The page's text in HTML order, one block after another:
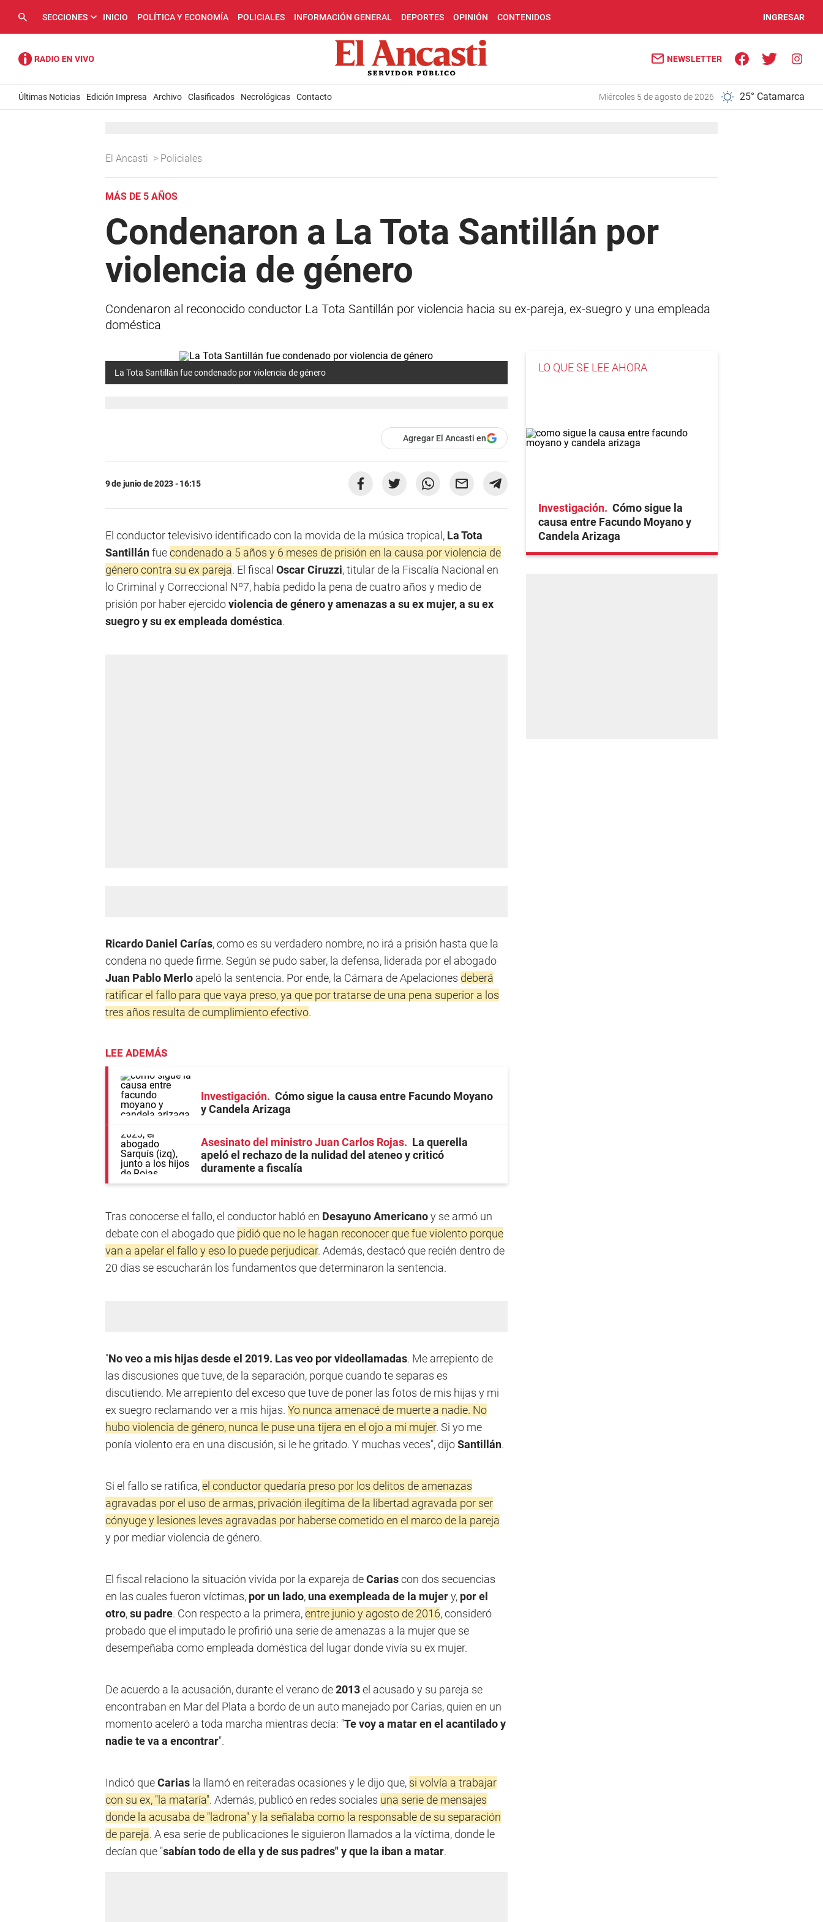
SECCIONES INICIO POLÍTICA Y ECONOMÍA POLICIALES INFORMACIÓN GENERAL DEPORTES OPINIÓN CONTENIDOS INGRESAR
NEWSLETTER
Últimas Noticias Edición Impresa Archivo Clasificados Necrológicas Contacto miércoles 5 de agosto de 2026 25° Catamarca
El Ancasti > Policiales
MÁS DE 5 AÑOS
Condenaron a La Tota Santillán por
violencia de género
Condenaron al reconocido conductor La Tota Santillán por violencia hacia su ex-pareja, ex-suegro y una empleada
doméstica
La Tota Santillán fue condenado por violencia de género
Agregar El Ancasti en
9 de junio de 2023 - 16:15
El conductor televisivo identificado con la movida de la música tropical, La Tota
Santillánfuecondenado a 5 años y 6 meses de prisión en la causa por violencia de
género contra su ex pareja. El fiscal Oscar Ciruzzi, titular de la Fiscalía Nacional en
lo Criminal y Correccional Nº7, había pedido la pena de cuatro años y medio de
prisión por haber ejercidoviolencia de género y amenazas a su ex mujer, a su ex
suegro y su ex empleada doméstica.
Ricardo Daniel Carías, como es su verdadero nombre, no irá a prisión hasta que la
condena no quede firme. Según se pudo saber, la defensa, liderada por el abogado
Juan Pablo Merlo apeló la sentencia. Por ende, la Cámara de Apelaciones deberá
ratificar el fallo para que vaya preso, ya que por tratarse de una pena superior a los
tres años resulta de cumplimiento efectivo.
LEE ADEMÁS
Investigación
Cómo sigue la causa entre Facundo Moyano
y Candela Arizaga
Asesinato del ministro Juan Carlos Rojas
La querella
apeló el rechazo de la nulidad del ateneo y criticó
duramente a fiscalía
Tras conocerse el fallo, el conductor habló en Desayuno Americanoy se armó un
debate con el abogado que pidió que no le hagan reconocer que fue violento porque
van a apelar el fallo y eso lo puede perjudicar. Además, destacó que recién dentro de
20 días se escucharán los fundamentos que determinaron la sentencia.
"No veo a mis hijas desde el 2019. Las veo por videollamadas. Me arrepiento de
las discusiones que tuve, de la separación, porque cuando te separas es
discutiendo. Me arrepiento del exceso que tuve de poner las fotos de mis hijas y mi
ex suegro reclamando ver a mis hijas. Yo nunca amenacé de muerte a nadie. No
hubo violencia de género, nunca le puse una tijera en el ojo a mi mujer. Si yo me
ponía violento era en una discusión, si le he gritado. Y muchas veces", dijoSantillán.
Si el fallo se ratifica,el conductor quedaría preso por los delitos de amenazas
agravadas por el uso de armas, privación ilegítima de la libertad agravada por ser
cónyuge y lesiones leves agravadas por haberse cometido en el marco de la pareja
y por mediar violencia de género.
El fiscal relaciono la situación vivida por la expareja deCariascon dos secuencias
en las cuales fueron víctimas, por un lado, una exempleada de la mujery, por el
otro,su padre. Con respecto a la primera,entre junio y agosto de 2016, consideró
probado que el imputado le profirió una serie de amenazas a la mujer que se
desempeñaba como empleada doméstica del lugar donde vivía su ex mujer.
De acuerdo a la acusación, durante el verano de2013el acusado y su pareja se
encontraban en Mar del Plata a bordo de un auto manejado por Carias, quien en un
momento aceleró a toda marcha mientras decía: "Te voy a matar en el acantilado y
nadie te va a encontrar".
Indicó queCarias la llamó en reiteradas ocasiones y le dijo que, si volvía a trabajar
con su ex, "la mataría". Además, publicó en redes sociales una serie de mensajes
donde la acusaba de "ladrona" y la señalaba como la responsable de su separación
de pareja. A esa serie de publicaciones le siguieron llamados a la víctima, donde le
decían que "sabían todo de ella y de sus padres" y que la iban a matar.
LO QUE SE LEE AHORA
Investigación
Cómo sigue la
causa entre Facundo Moyano y
Candela Arizaga